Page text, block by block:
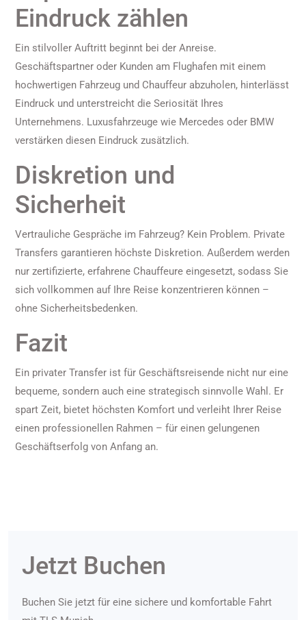
Eindruck zählen
Ein stilvoller Auftritt beginnt bei der Anreise.
Geschäftspartner oder Kunden am Flughafen mit einem
hochwertigen Fahrzeug und Chauffeur abzuholen, hinterlässt
Eindruck und unterstreicht die Seriosität Ihres
Unternehmens. Luxusfahrzeuge wie Mercedes oder BMW
verstärken diesen Eindruck zusätzlich.
Diskretion und
Sicherheit
Vertrauliche Gespräche im Fahrzeug? Kein Problem. Private
Transfers garantieren höchste Diskretion. Außerdem werden
nur zertifizierte, erfahrene Chauffeure eingesetzt, sodass Sie
sich vollkommen auf Ihre Reise konzentrieren können –
ohne Sicherheitsbedenken.
Fazit
Ein privater Transfer ist für Geschäftsreisende nicht nur eine
bequeme, sondern auch eine strategisch sinnvolle Wahl. Er
spart Zeit, bietet höchsten Komfort und verleiht Ihrer Reise
einen professionellen Rahmen – für einen gelungenen
Geschäftserfolg von Anfang an.
Jetzt Buchen
Buchen Sie jetzt für eine sichere und komfortable Fahrt